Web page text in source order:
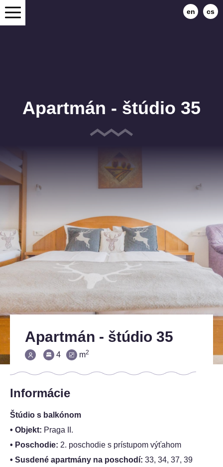
en cs
Apartmán - štúdio 35
Apartmán - štúdio 35
4 m2
Informácie
Štúdio s balkónom
• Objekt: Praga II.
• Poschodie: 2. poschodie s prístupom výťahom
• Susdené apartmány na poschodí: 33, 34, 37, 39